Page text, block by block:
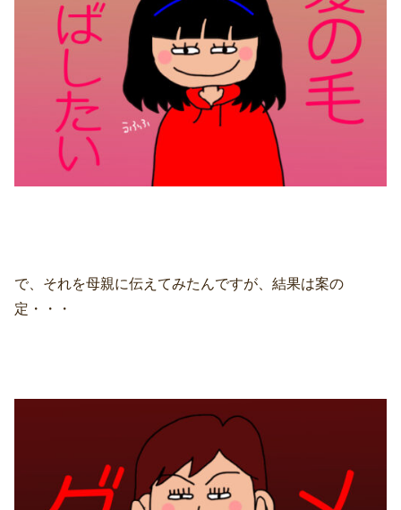
で、それを母親に伝えてみたんですが、結果は案の
定・・・